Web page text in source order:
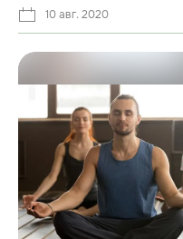
10 авг. 2020